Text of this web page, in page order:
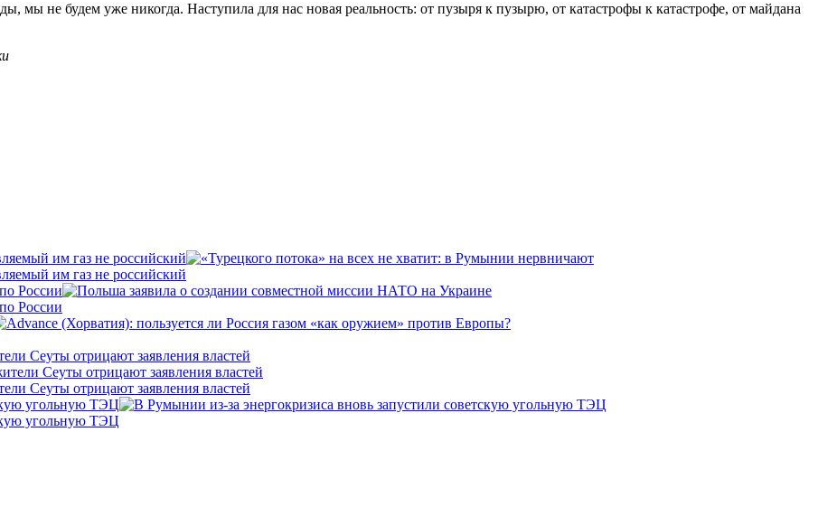
не будем уже никогда. Наступила для нас новая реальность: от пузыря к пузырю, от катастрофы к катастрофе, от майдана
им газ не российский
им газ не российский
России
России
Сеуты отрицают заявления властей
Сеуты отрицают заявления властей
угольную ТЭЦ
угольную ТЭЦ